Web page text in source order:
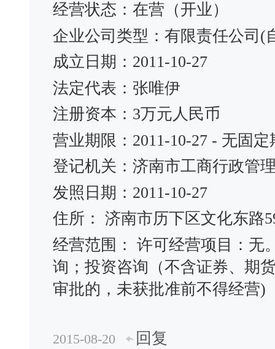
经营状态：在营（开业）
企业公司类型：有限责任公司(
成立日期：2011-10-27
法定代表：张唯伊
注册资本：3万元人民币
营业期限：2011-10-27 - 无固定
登记机关：济南市工商行政管
发照日期：2011-10-27
住所： 济南市历下区文化东路
经营范围： 许可经营项目：无
询；投资咨询（不含证券、期
审批的，未获批准前不得经营)
2015-08-20 回复